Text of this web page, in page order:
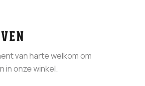
van harte welkom om
in onze winkel.